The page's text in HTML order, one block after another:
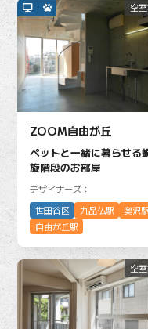
ZOOM自由が丘
ペットと一緒に暮らせる
旋階段のお部屋
デザイナーズ：
世田谷区
九品仏駅
奥沢駅
自由が丘駅
空
空